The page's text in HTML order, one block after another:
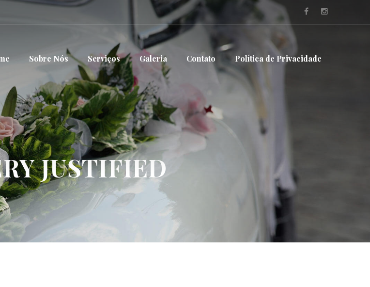
Sobre Nós Serviços Galeria Contato Política de Privacidade
JUSTIFIED